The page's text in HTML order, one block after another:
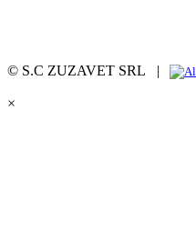
© S.C ZUZAVET SRL |
×